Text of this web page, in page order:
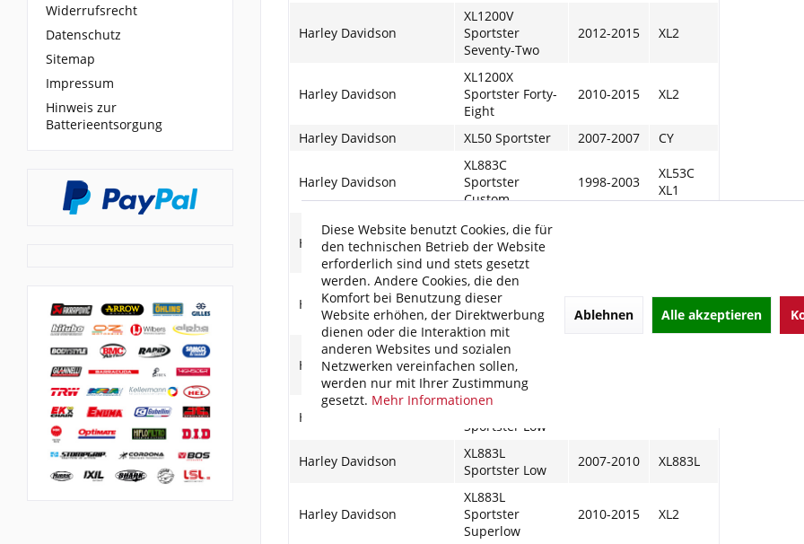
Widerrufsrecht
Datenschutz
Sitemap
Impressum
Hinweis zur
Batterieentsorgung
Harley Davidson
XL1200V
Sportster
Seventy-Two
2012-2015 XL2
Harley Davidson
XL1200X
Sportster Forty-
Eight
2010-2015 XL2
Harley Davidson XL50 Sportster 2007-2007 CY
Harley Davidson
XL883C
Sportster
Custom
1998-2003
XL53C
XL1
Harley Davidson
XL883C
Sportster
Custom
Harley Davidson
XL883C
Sportster
Custom
XL883C
XL2
Harley Davidson
XL883C
Sportster
Custom
Harley Davidson
XL883L
Sportster Low
Harley Davidson
XL883L
Sportster Low
2007-2010 XL883L
Harley Davidson
XL883L
Sportster
Superlow
2010-2015 XL2
Diese Website benutzt Cookies, die für
den technischen Betrieb der Website
erforderlich sind und stets gesetzt
werden. Andere Cookies, die den
Komfort bei Benutzung dieser
Website erhöhen, der Direktwerbung
dienen oder die Interaktion mit
anderen Websites und sozialen
Netzwerken vereinfachen sollen,
werden nur mit Ihrer Zustimmung
gesetzt. Mehr Informationen
Ablehnen Alle akzeptieren